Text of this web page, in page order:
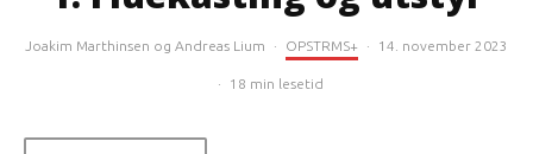
Joakim Marthinsen og Andreas Lium · OPSTRMS+ · 14. november 2023
· 18 min lesetid